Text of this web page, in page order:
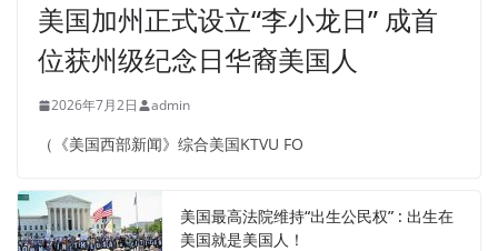
美国加州正式设立“李小龙日” 成首
位获州级纪念日华裔美国人
2026年7月2日 admin
（《美国西部新闻》综合美国KTVU FO
美国最高法院维持“出生公民权” : 出生在
美国就是美国人！